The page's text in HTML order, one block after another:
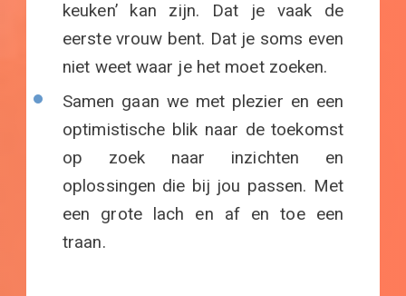
keuken’ kan zijn. Dat je vaak de
eerste vrouw bent. Dat je soms even
niet weet waar je het moet zoeken.
Samen gaan we met plezier en een
optimistische blik naar de toekomst
op zoek naar inzichten en
oplossingen die bij jou passen. Met
een grote lach en af en toe een
traan.